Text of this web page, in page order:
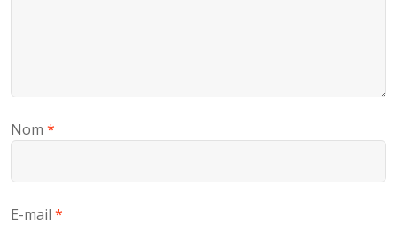
Nom *
E-mail *